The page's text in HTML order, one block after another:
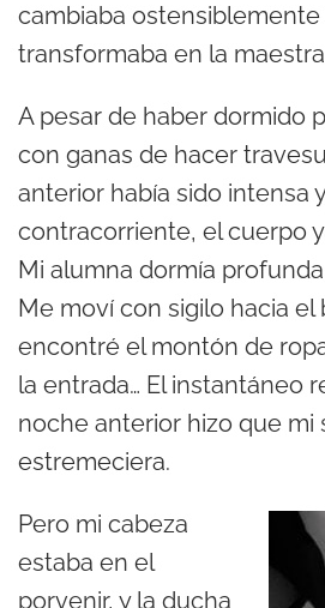
cambiaba
transformaba en la
A pesar de haber dormido
con ganas de hacer
anterior había sido intensa
contracorriente, el cuerpo
Mi alumna dormía
Me moví con sigilo hacia el
encontré el montón de
la entrada… El instantáneo
noche anterior hizo que mi
estremeciera.
Pero mi cabeza
estaba en el
porvenir, y la ducha